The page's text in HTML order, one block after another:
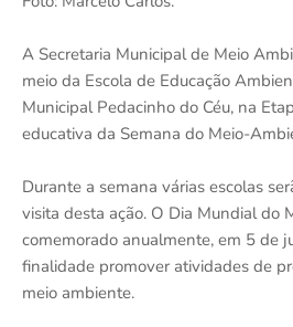
A Secretaria Municipal de Meio
meio da Escola de Educação
Municipal Pedacinho do Céu, na
educativa da Semana do Meio-
Durante a semana várias escolas
visita desta ação. O Dia Mundial do
comemorado anualmente, em 5 de
finalidade promover atividades de
meio ambiente.